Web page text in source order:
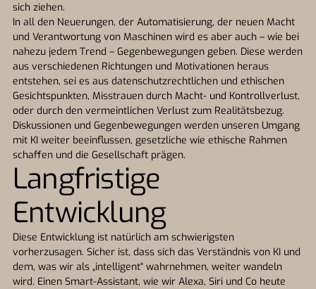
sich ziehen.
In all den Neuerungen, der Automatisierung, der neuen Macht
und Verantwortung von Maschinen wird es aber auch – wie bei
nahezu jedem Trend – Gegenbewegungen geben. Diese werden
aus verschiedenen Richtungen und Motivationen heraus
entstehen, sei es aus datenschutzrechtlichen und ethischen
Gesichtspunkten, Misstrauen durch Macht- und Kontrollverlust,
oder durch den vermeintlichen Verlust zum Realitätsbezug.
Diskussionen und Gegenbewegungen werden unseren Umgang
mit KI weiter beeinflussen, gesetzliche wie ethische Rahmen
schaffen und die Gesellschaft prägen.
Langfristige
Entwicklung
Diese Entwicklung ist natürlich am schwierigsten
vorherzusagen. Sicher ist, dass sich das Verständnis von KI und
dem, was wir als „intelligent“ wahrnehmen, weiter wandeln
wird. Einen Smart-Assistant, wie wir Alexa, Siri und Co heute